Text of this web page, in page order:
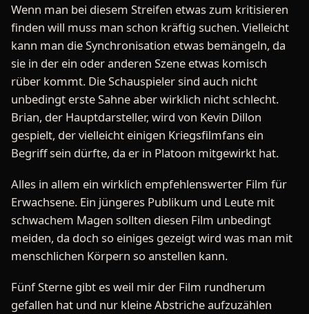
Wenn man bei diesem Streifen etwas zum kritisieren
finden will muss man schon kräftig suchen. Vielleicht
kann man die Synchronisation etwas bemängeln, da
sie in der ein oder anderen Szene etwas komisch
rüber kommt. Die Schauspieler sind auch nicht
unbedingt erste Sahne aber wirklich nicht schlecht.
Brian, der Hauptdarsteller, wird von Kevin Dillon
gespielt, der vielleicht einigen Kriegsfilmfans ein
Begriff sein dürfte, da er in Platoon mitgewirkt hat.
Alles in allem ein wirklich empfehlenswerter Film für
Erwachsene. Ein jüngeres Publikum und Leute mit
schwachem Magen sollten diesen Film unbedingt
meiden, da doch so einiges gezeigt wird was man mit
menschlichen Körpern so anstellen kann.
Fünf Sterne gibt es weil mir der Film rundherum
gefallen hat und nur kleine Abstriche aufzuzählen